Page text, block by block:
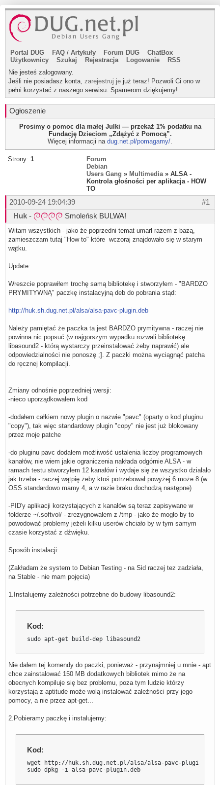
Portal DUG FAQ / Artykuły Forum DUG
ChatBox
Użytkownicy
Szukaj Rejestracja Logowanie
RSS
Nie jesteś zalogowany.
Jeśli nie posiadasz konta, zarejestruj je już teraz! Pozwoli Ci ono w
pełni korzystać z naszego serwisu. Spamerom dziękujemy!
Ogłoszenie
Prosimy o pomoc dla małej Julki — przekaż 1% podatku na
Fundację Dzieciom „Zdążyć z Pomocą”.
Więcej informacji na dug.net.pl/pomagamy/.
Strony: 1
Forum
Debian
Users Gang » Multimedia» ALSA -
Kontrola głośności per aplikacja - HOW
TO
#1
2010-09-24 19:04:39
Huk - Smoleńsk BULWA!
Witam wszystkich - jako że poprzedni temat umarł razem z bazą,
zamieszczam tutaj "How to" które wczoraj znajdowało się w starym
wątku.
Update:
Wreszcie poprawiłem trochę samą bibliotekę i stworzyłem - "BARDZO
PRYMITYWNĄ" paczkę instalacyjną deb do pobrania stąd:
http://huk.sh.dug.net.pl/alsa/alsa-pavc-plugin.deb
Należy pamiętać że paczka ta jest BARDZO prymitywna - raczej nie
powinna nic popsuć (w najgorszym wypadku rozwali bibliotekę
libasound2 - którą wystarczy przeinstalować żeby naprawić) ale
odpowiedzialności nie ponoszę ;]. Z paczki można wyciągnąć patcha
do ręcznej kompilacji.
Zmiany odnośnie poprzedniej wersji:
-nieco uporządkowałem kod
-dodałem całkiem nowy plugin o nazwie "pavc" (oparty o kod pluginu
"copy"), tak więc standardowy plugin "copy" nie jest już blokowany
przez moje patche
-do pluginu pavc dodałem możliwość ustalenia liczby programowych
kanałów, nie wiem jakie ograniczenia nakłada odgórnie ALSA - w
ramach testu stworzyłem 12 kanałów i wydaje się że wszystko działało
jak trzeba - raczej wątpię żeby ktoś potrzebował powyżej 6 może 8 (w
OSS standardowo mamy 4, a w razie braku dochodzą następne)
-PID'y aplikacji korzystających z kanałów są teraz zapisywane w
folderze ~/.softvol/ - zrezygnowałem z /tmp - jako że mogło by to
powodować problemy jeżeli kilku userów chciało by w tym samym
czasie korzystać z dźwięku.
Sposób instalacji:
(Zakładam że system to Debian Testing - na Sid raczej tez zadziała,
na Stable - nie mam pojęcia)
1.Instalujemy zależności potrzebne do budowy libasound2:
Kod:
sudo apt-get build-dep libasound2
Nie dałem tej komendy do paczki, ponieważ - przynajmniej u mnie - apt
chce zainstalować 150 MB dodatkowych bibliotek mimo że na
obecnych kompiluje się bez problemu, poza tym ludzie którzy
korzystają z aptitude może wolą instalować zależności przy jego
pomocy, a nie przez apt-get...
2.Pobieramy paczkę i instalujemy:
Kod:
wget http://huk.sh.dug.net.pl/alsa/alsa-pavc-plugin.deb
sudo dpkg -i alsa-pavc-plugin.deb